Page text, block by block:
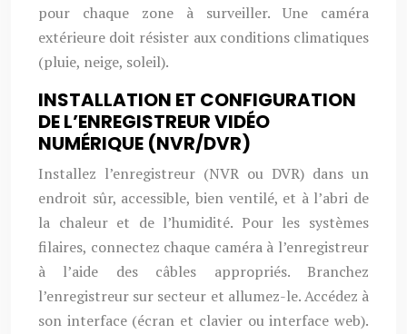
pour chaque zone à surveiller. Une caméra
extérieure doit résister aux conditions climatiques
(pluie, neige, soleil).
INSTALLATION ET CONFIGURATION
DE L’ENREGISTREUR VIDÉO
NUMÉRIQUE (NVR/DVR)
Installez l’enregistreur (NVR ou DVR) dans un
endroit sûr, accessible, bien ventilé, et à l’abri de
la chaleur et de l’humidité. Pour les systèmes
filaires, connectez chaque caméra à l’enregistreur
à l’aide des câbles appropriés. Branchez
l’enregistreur sur secteur et allumez-le. Accédez à
son interface (écran et clavier ou interface web).